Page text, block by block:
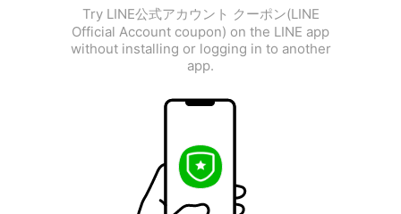
Try LINE公式アカウント クーポン(LINE
Official Account coupon) on the LINE app
without installing or logging in to another
app.